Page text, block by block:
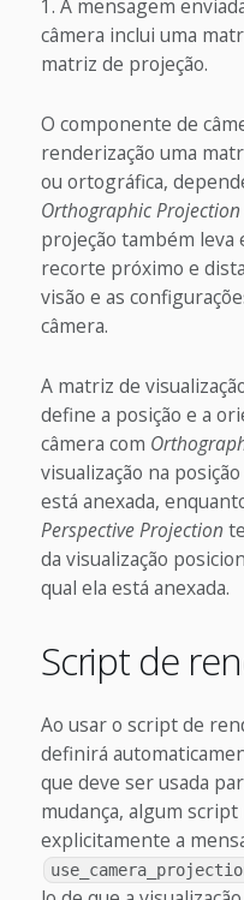
A mensagem
câmera inclui uma
matriz de projeção.
O componente de
renderização uma
ou ortográfica,
Orthographic Projection
projeção também leva
recorte próximo e
visão e as
câmera.
A matriz de
define a posição e a
câmera com
visualização na
está anexada,
Perspective Projection
da visualização
qual ela está anexada.
Script de
Ao usar o script de
definirá
que deve ser usada
mudança, algum
explicitamente a